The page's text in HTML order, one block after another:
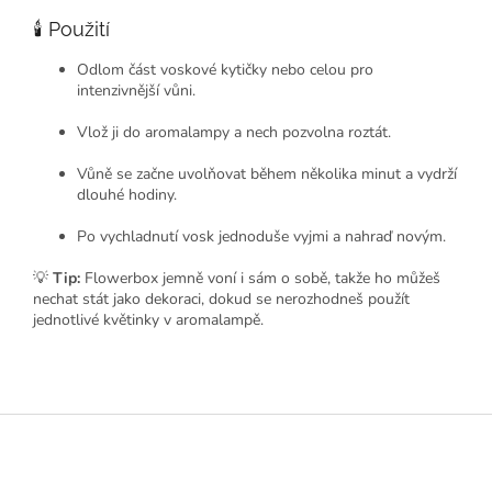
🕯 Použití
Odlom část voskové kytičky nebo celou pro
intenzivnější vůni.
Vlož ji do aromalampy a nech pozvolna roztát.
Vůně se začne uvolňovat během několika minut a vydrží
dlouhé hodiny.
Po vychladnutí vosk jednoduše vyjmi a nahraď novým.
💡 Tip: Flowerbox jemně voní i sám o sobě, takže ho můžeš
nechat stát jako dekoraci, dokud se nerozhodneš použít
jednotlivé květinky v aromalampě.